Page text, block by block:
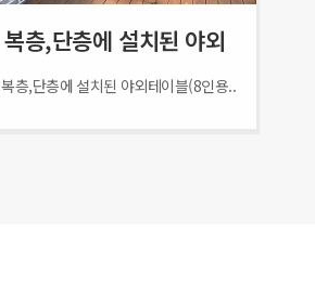
복층,단층에 설치된 야외
복층,단층에 설치된 야외테이블(8인용..